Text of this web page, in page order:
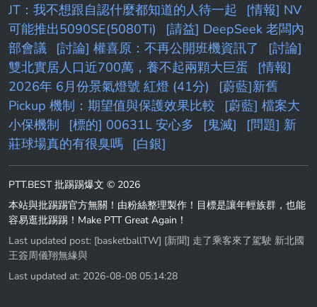
JT：我不想跟自認什麼都知道的人待一起
[情報] NV
可能推出5090SE(5080Ti)
[請益] DeepSeek 老闆內
部會議
[討論] 權喜原：不再公開班機資訊了
[討論]
雙北實居人口近700萬，養不起兩顆大巨蛋
[情報]
2026年 6月份景氣燈號 紅燈 (41分)
[蔚藍]新舊
Pickup 機制：期望值與保護效果比較
[蔚藍] 檔案大
小保機制
[標的] 00631L 安心多 [鬼滅]
[問題] 新
莊球場真的有很臭嗎
[白銀]
PTT.BEST 批踢踢爆文 © 2026
本站與批踢踢官方無關！由粉絲整理製作！目標是讓年輕族群，也能
容易逛批踢踢！Make PTT Great Again！
Last updated post: [basketballTW] [新聞] 走了乘客來了駕駛 新北國
王簽周儀翔無緣與
Last updated at: 2026-08-08 05:14:28